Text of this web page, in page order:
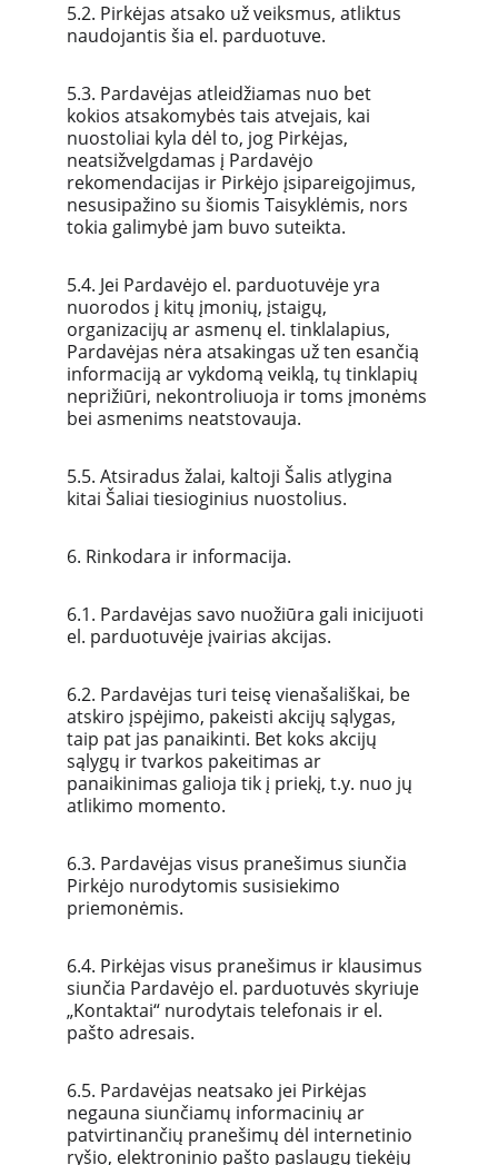
5.2. Pirkėjas atsako už veiksmus, atliktus
naudojantis šia el. parduotuve.
5.3. Pardavėjas atleidžiamas nuo bet
kokios atsakomybės tais atvejais, kai
nuostoliai kyla dėl to, jog Pirkėjas,
neatsižvelgdamas į Pardavėjo
rekomendacijas ir Pirkėjo įsipareigojimus,
nesusipažino su šiomis Taisyklėmis, nors
tokia galimybė jam buvo suteikta.
5.4. Jei Pardavėjo el. parduotuvėje yra
nuorodos į kitų įmonių, įstaigų,
organizacijų ar asmenų el. tinklalapius,
Pardavėjas nėra atsakingas už ten esančią
informaciją ar vykdomą veiklą, tų tinklapių
neprižiūri, nekontroliuoja ir toms įmonėms
bei asmenims neatstovauja.
5.5. Atsiradus žalai, kaltoji Šalis atlygina
kitai Šaliai tiesioginius nuostolius.
6. Rinkodara ir informacija.
6.1. Pardavėjas savo nuožiūra gali inicijuoti
el. parduotuvėje įvairias akcijas.
6.2. Pardavėjas turi teisę vienašališkai, be
atskiro įspėjimo, pakeisti akcijų sąlygas,
taip pat jas panaikinti. Bet koks akcijų
sąlygų ir tvarkos pakeitimas ar
panaikinimas galioja tik į priekį, t.y. nuo jų
atlikimo momento.
6.3. Pardavėjas visus pranešimus siunčia
Pirkėjo nurodytomis susisiekimo
priemonėmis.
6.4. Pirkėjas visus pranešimus ir klausimus
siunčia Pardavėjo el. parduotuvės skyriuje
„Kontaktai“ nurodytais telefonais ir el.
pašto adresais.
6.5. Pardavėjas neatsako jei Pirkėjas
negauna siunčiamų informacinių ar
patvirtinančių pranešimų dėl internetinio
ryšio, elektroninio pašto paslaugų tiekėjų